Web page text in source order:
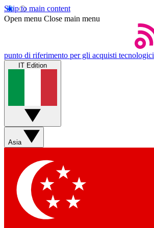
Skip to main content
Open menu Close main menu
punto di riferimento per gli acquisti tecnologici
IT Edition
Asia